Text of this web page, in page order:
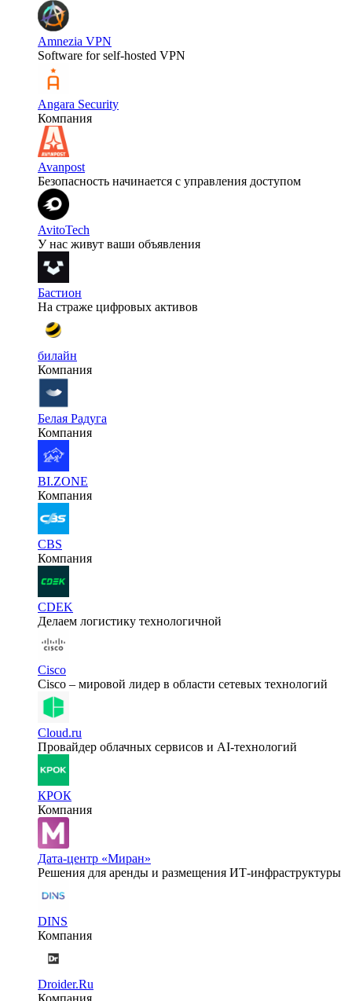
Amnezia VPN
Software for self-hosted VPN
Angara Security
Компания
Avanpost
Безопасность начинается с управления доступом
AvitoTech
У нас живут ваши объявления
Бастион
На страже цифровых активов
билайн
Компания
Белая Радуга
Компания
BI.ZONE
Компания
CBS
Компания
CDEK
Делаем логистику технологичной
Cisco
Cisco – мировой лидер в области сетевых технологий
Cloud.ru
Провайдер облачных сервисов и AI-технологий
КРОК
Компания
Дата-центр «Миран»
Решения для аренды и размещения ИТ-инфраструктуры
DINS
Компания
Droider.Ru
Компания